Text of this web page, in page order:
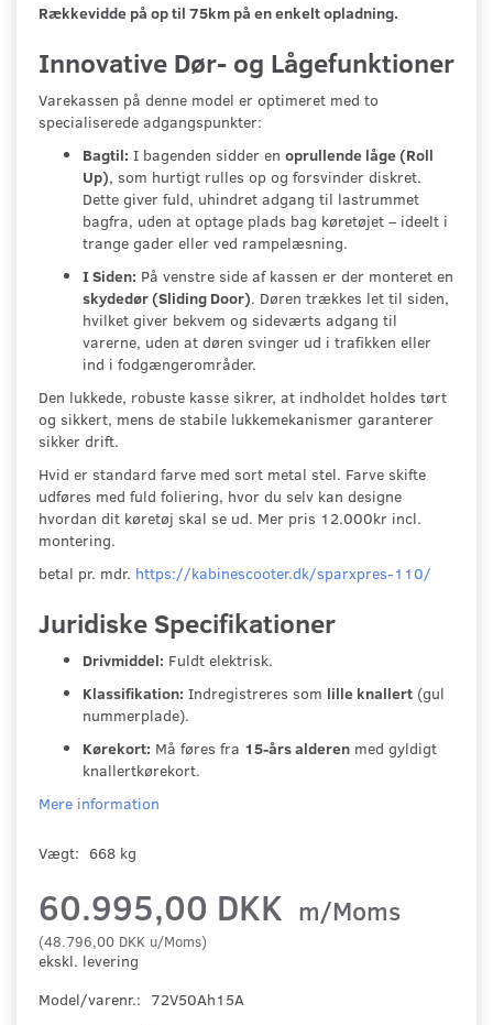
Rækkevidde på op til 75km på en enkelt opladning.
Innovative Dør- og Lågefunktioner
Varekassen på denne model er optimeret med to
specialiserede adgangspunkter:
Bagtil: I bagenden sidder en oprullende låge (Roll
Up), som hurtigt rulles op og forsvinder diskret.
Dette giver fuld, uhindret adgang til lastrummet
bagfra, uden at optage plads bag køretøjet – ideelt i
trange gader eller ved rampelæsning.
I Siden: På venstre side af kassen er der monteret en
skydedør (Sliding Door). Døren trækkes let til siden,
hvilket giver bekvem og sideværts adgang til
varerne, uden at døren svinger ud i trafikken eller
ind i fodgængerområder.
Den lukkede, robuste kasse sikrer, at indholdet holdes tørt
og sikkert, mens de stabile lukkemekanismer garanterer
sikker drift.
Hvid er standard farve med sort metal stel. Farve skifte
udføres med fuld foliering, hvor du selv kan designe
hvordan dit køretøj skal se ud. Mer pris 12.000kr incl.
montering.
betal pr. mdr. https://kabinescooter.dk/sparxpres-110/
Juridiske Specifikationer
Drivmiddel: Fuldt elektrisk.
Klassifikation: Indregistreres som lille knallert (gul
nummerplade).
Kørekort: Må føres fra 15-års alderen med gyldigt
knallertkørekort.
Mere information
Vægt: 668 kg
60.995,00 DKK m/Moms
(48.796,00 DKK u/Moms)
ekskl. levering
Model/varenr.: 72V50Ah15A